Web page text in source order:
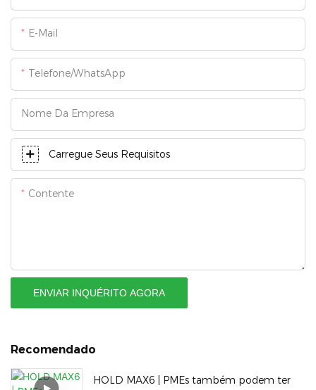
E-Mail
Telefone/WhatsApp
Nome Da Empresa
Carregue Seus Requisitos
Contente
ENVIAR INQUÉRITO AGORA
Recomendado
HOLD MAX6 | PMEs também podem ter